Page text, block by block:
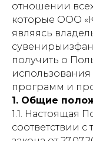
отношении
которые ООО
являясь
получить о
программ и
1. Общие
1.1. Настоящая
соответствии